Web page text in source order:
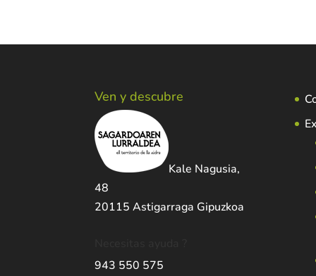
Ven y descubre
Kale Nagusia,
48
20115 Astigarraga Gipuzkoa
943 550 575